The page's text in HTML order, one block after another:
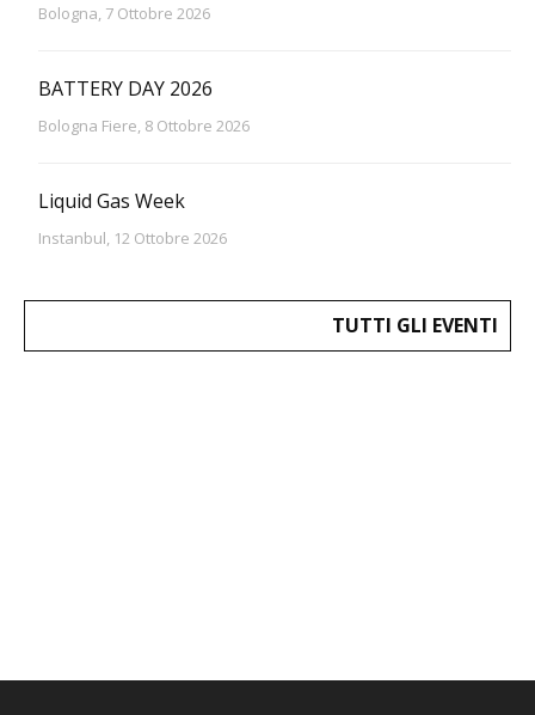
Bologna, 7 Ottobre 2026
BATTERY DAY 2026
Bologna Fiere, 8 Ottobre 2026
Liquid Gas Week
Instanbul, 12 Ottobre 2026
TUTTI GLI EVENTI